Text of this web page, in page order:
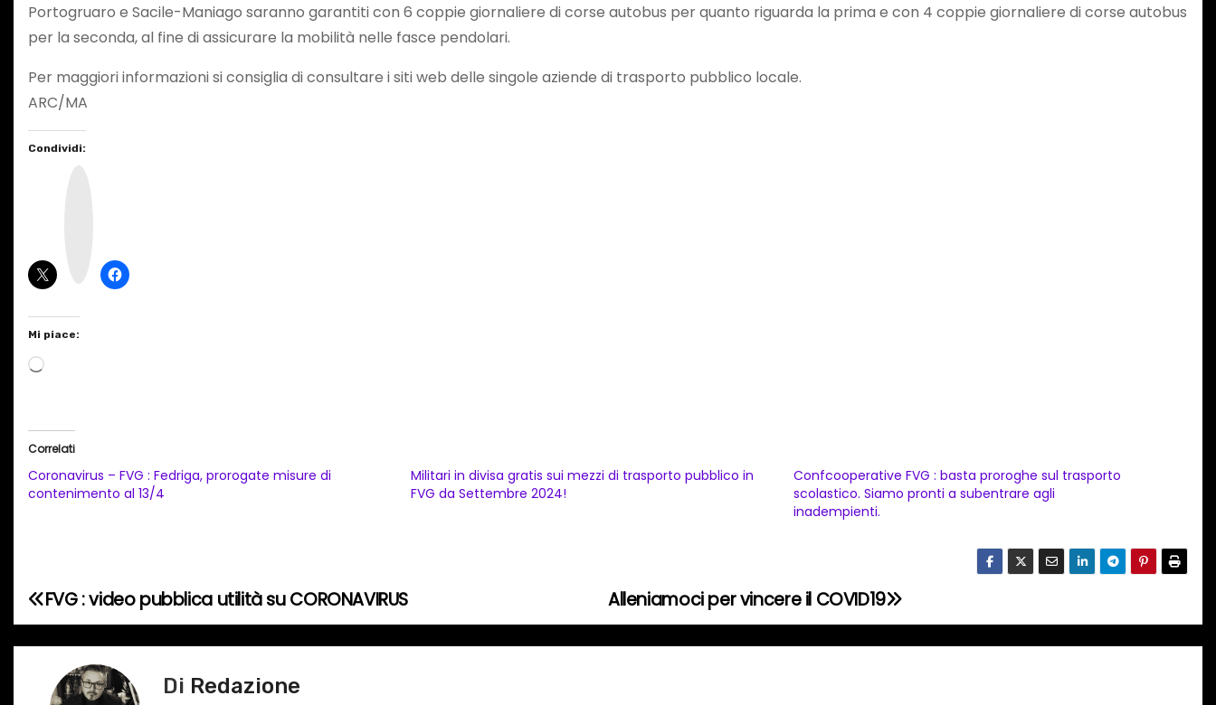
Portogruaro e Sacile-Maniago saranno garantiti con 6 coppie giornaliere di corse autobus per quanto riguarda la prima e con 4 coppie giornaliere di corse autobus
per la seconda, al fine di assicurare la mobilità nelle fasce pendolari.
Per maggiori informazioni si consiglia di consultare i siti web delle singole aziende di trasporto pubblico locale.
ARC/MA
Condividi:
Mi piace:
C
a
t
i
c
Correlati
Coronavirus – FVG : Fedriga, prorogate misure di
contenimento al 13/4
Militari in divisa gratis sui mezzi di trasporto pubblico in
FVG da Settembre 2024!
Confcooperative FVG : basta proroghe sul trasporto
scolastico. Siamo pronti a subentrare agli
inadempienti.
N
a
Alleniamoci per vincere il COVID19
FVG : video pubblica utilità su CORONAVIRUS
Di Redazione